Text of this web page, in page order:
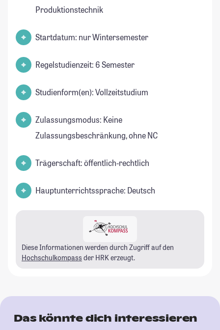
Produktionstechnik
Startdatum: nur Wintersemester
Regelstudienzeit: 6 Semester
Studienform(en): Vollzeitstudium
Zulassungsmodus: Keine
Zulassungsbeschränkung, ohne NC
Trägerschaft: öffentlich-rechtlich
Hauptunterrichtssprache: Deutsch
Diese Informationen werden durch Zugriff auf den
Hochschulkompass der HRK erzeugt.
Das könnte dich interessieren